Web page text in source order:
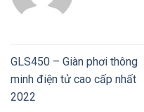
GLS450 – Giàn phơi thông
minh điện tử cao cấp nhất
2022